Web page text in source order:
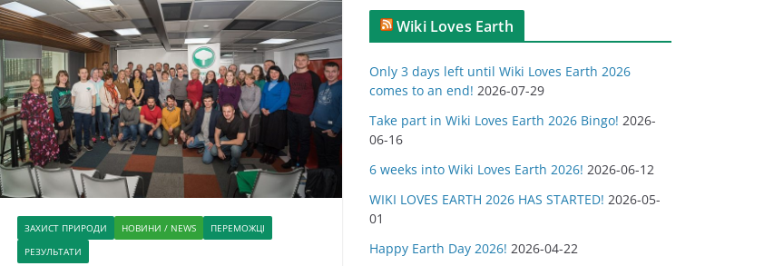
ЗАХИСТ ПРИРОДИ НОВИНИ / NEWS
ПЕРЕМОЖЦІ
РЕЗУЛЬТАТИ
т
о
р
і
ї
Wiki Loves Earth
Only 3 days left until Wiki Loves Earth 2026
comes to an end! 2026-07-29
Take part in Wiki Loves Earth 2026 Bingo! 2026-
06-16
6 weeks into Wiki Loves Earth 2026! 2026-06-12
WIKI LOVES EARTH 2026 HAS STARTED! 2026-05-
01
Happy Earth Day 2026! 2026-04-22